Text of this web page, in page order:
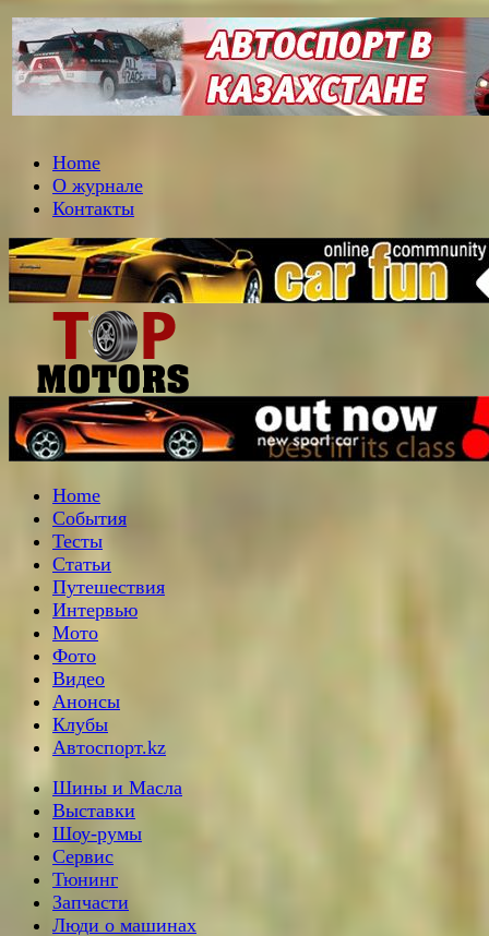
Home
О журнале
Контакты
Home
События
Тесты
Статьи
Путешествия
Интервью
Мото
Фото
Видео
Анонсы
Клубы
Автоспорт.kz
Шины и Масла
Выставки
Шоу-румы
Сервис
Тюнинг
Запчасти
Люди о машинах